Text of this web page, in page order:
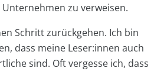
zu verweisen.
Schritt zurückgehen. Ich bin
dass meine Leser:innen auch
sind. Oft vergesse ich, dass